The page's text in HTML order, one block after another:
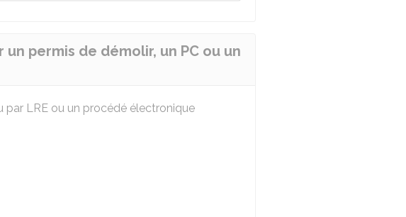
permis de démolir, un PC ou un
par LRE ou un procédé électronique